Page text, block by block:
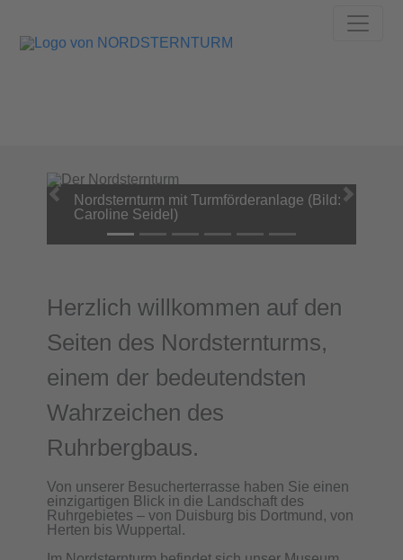
Nordsternturm mit Turmförderanlage (Bild:
Caroline Seidel)
Herzlich willkommen auf den
Seiten des Nordsternturms,
einem der bedeutendsten
Wahrzeichen des
Ruhrbergbaus.
Von unserer Besucherterrasse haben Sie einen
einzigartigen Blick in die Landschaft des
Ruhrgebietes – von Duisburg bis Dortmund, von
Herten bis Wuppertal.